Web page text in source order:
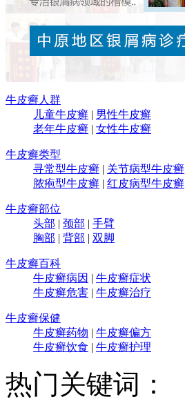
牛皮癣人群
儿童牛皮癣 | 男性牛皮癣
老年牛皮癣 | 女性牛皮癣
牛皮癣类型
寻常型牛皮癣 | 关节病型牛皮癣
脓疱型牛皮癣 | 红皮病型牛皮癣
牛皮癣部位
头部 | 颈部 | 手臂
胸部 | 背部 | 双脚
牛皮癣百科
牛皮癣病因 | 牛皮癣症状
牛皮癣危害 | 牛皮癣治疗
牛皮癣保健
牛皮癣药物 | 牛皮癣偏方
牛皮癣饮食 | 牛皮癣护理
热门关键词：